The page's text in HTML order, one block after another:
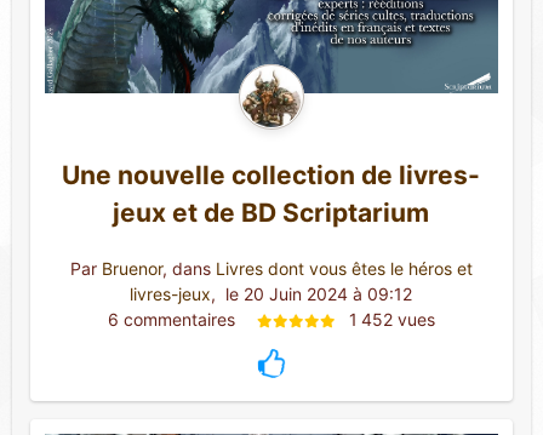
Une nouvelle collection de livres-
jeux et de BD Scriptarium
Par Bruenor, dans Livres dont vous êtes le héros et
livres-jeux, le 20 Juin 2024 à 09:12
6 commentaires
1 452 vues